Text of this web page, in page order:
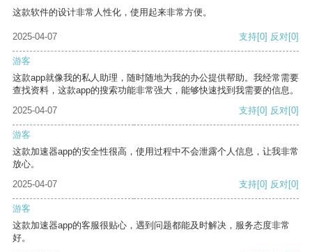
这款软件的设计非常人性化，使用起来非常方便。
2025-04-07 支持[0] 反对[0]
游客
这款app就像我的私人助理，随时随地为我的办公提供帮助。我经常需要
查找资料，这款app的搜索功能非常强大，能够快速找到我需要的信息。
2025-04-07
支持[0] 反对[0]
游客
这款加速器app的安全性很高，使用过程中不会泄露个人信息，让我非常
放心。
2025-04-07
支持[0] 反对[0]
游客
这款加速器app的客服很贴心，遇到问题都能及时解决，服务态度非常
好。